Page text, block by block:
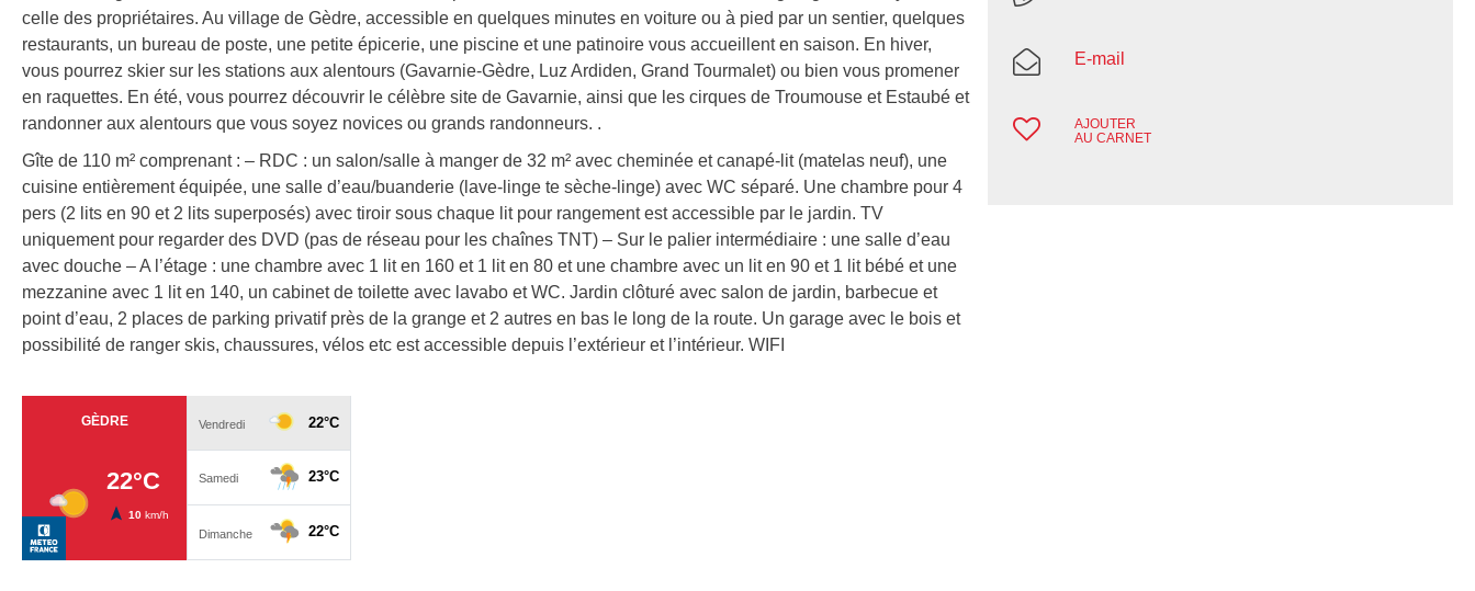
celle des propriétaires. Au village de Gèdre, accessible en quelques minutes en voiture ou à pied par un sentier, quelques
restaurants, un bureau de poste, une petite épicerie, une piscine et une patinoire vous accueillent en saison. En hiver,
vous pourrez skier sur les stations aux alentours (Gavarnie-Gèdre, Luz Ardiden, Grand Tourmalet) ou bien vous promener
en raquettes. En été, vous pourrez découvrir le célèbre site de Gavarnie, ainsi que les cirques de Troumouse et Estaubé et
randonner aux alentours que vous soyez novices ou grands randonneurs. .
Gîte de 110 m² comprenant : – RDC : un salon/salle à manger de 32 m² avec cheminée et canapé-lit (matelas neuf), une
cuisine entièrement équipée, une salle d’eau/buanderie (lave-linge te sèche-linge) avec WC séparé. Une chambre pour 4
pers (2 lits en 90 et 2 lits superposés) avec tiroir sous chaque lit pour rangement est accessible par le jardin. TV
uniquement pour regarder des DVD (pas de réseau pour les chaînes TNT) – Sur le palier intermédiaire : une salle d’eau
avec douche – A l’étage : une chambre avec 1 lit en 160 et 1 lit en 80 et une chambre avec un lit en 90 et 1 lit bébé et une
mezzanine avec 1 lit en 140, un cabinet de toilette avec lavabo et WC. Jardin clôturé avec salon de jardin, barbecue et
point d’eau, 2 places de parking privatif près de la grange et 2 autres en bas le long de la route. Un garage avec le bois et
possibilité de ranger skis, chaussures, vélos etc est accessible depuis l’extérieur et l’intérieur. WIFI
E-mail
AJOUTER
AU CARNET